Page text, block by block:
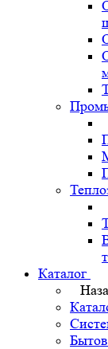
Каталог